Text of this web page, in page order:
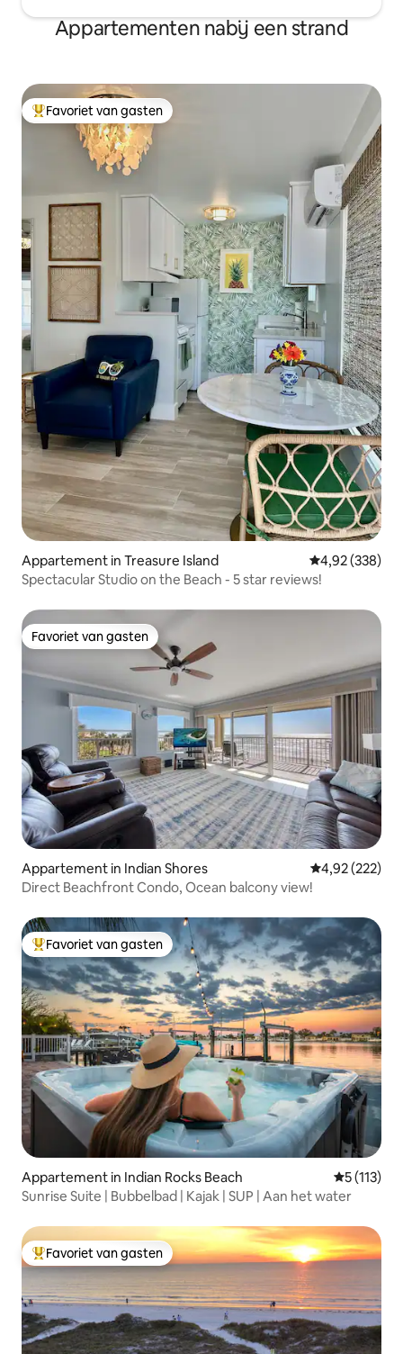
Appartementen nabij een strand
Topfavoriet van gasten
Favoriet van gasten
Appartement in Treasure Island Gemiddelde
4,92 (338)
Spectacular Studio on the Beach - 5 star reviews!
Favoriet van gasten
Favoriet van gasten
Appartement in Indian Shores Gemiddelde
4,92 (222)
Direct Beachfront Condo, Ocean balcony view!
Topfavoriet van gasten
Favoriet van gasten
Appartement in Indian Rocks Beach
5 (113)
Sunrise Suite | Bubbelbad | Kajak | SUP | Aan het water
Topfavoriet van gasten
Favoriet van gasten